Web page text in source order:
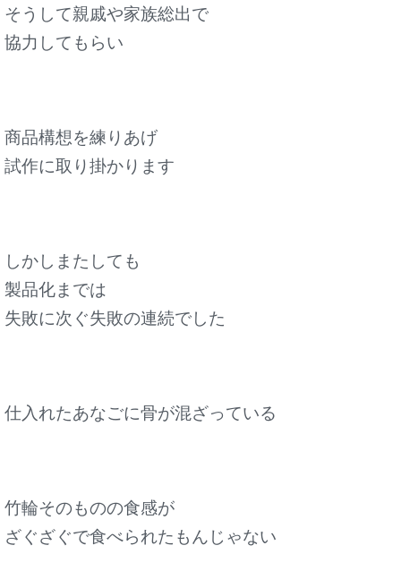
そうして親戚や家族総出で
協力してもらい
商品構想を練りあげ
試作に取り掛かります
しかしまたしても
製品化までは
失敗に次ぐ失敗の連続でした
仕入れたあなごに骨が混ざっている
竹輪そのものの食感が
ざぐざぐで食べられたもんじゃない